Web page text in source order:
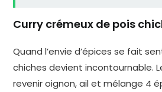
Curry crémeux de pois
Quand l’envie d’épices se fait
chiches devient incontournable.
revenir oignon, ail et mélange 4